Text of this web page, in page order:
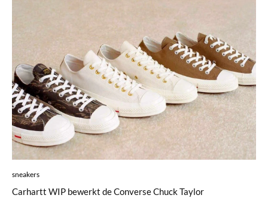
sneakers
Carhartt WIP bewerkt de Converse Chuck Taylor